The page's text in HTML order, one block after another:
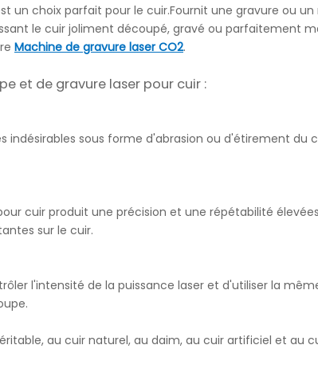
un choix parfait pour le cuir.Fournit une gravure ou
le cuir joliment découpé, gravé ou parfaitement
Machine de gravure laser CO2.
et de gravure laser pour cuir :
sous forme d'abrasion ou d'étirement du
cuir produit une précision et une répétabilité
sur le cuir.
l'intensité de la puissance laser et d'utiliser la
au cuir naturel, au daim, au cuir artificiel et au